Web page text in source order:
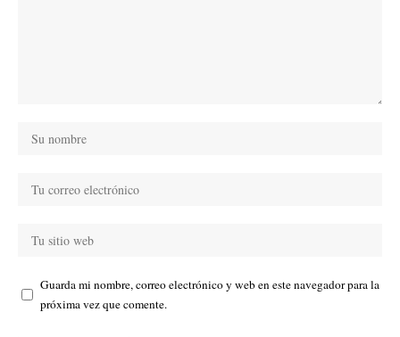
Guarda mi nombre, correo electrónico y web en este navegador para la
próxima vez que comente.